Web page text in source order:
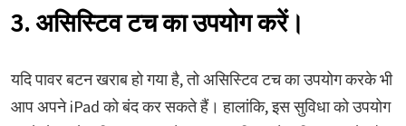
3. असिस्टिव टच का उपयोग करें।
यदि पावर बटन खराब हो गया है, तो असिस्टिव टच का उपयोग करके भी
आप अपने iPad को बंद कर सकते हैं। हालांकि, इस सुविधा को उपयोग